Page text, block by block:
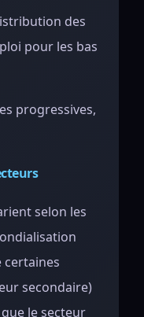
des
pour les bas
progressives,
selon les
certaines
secondaire)
le secteur